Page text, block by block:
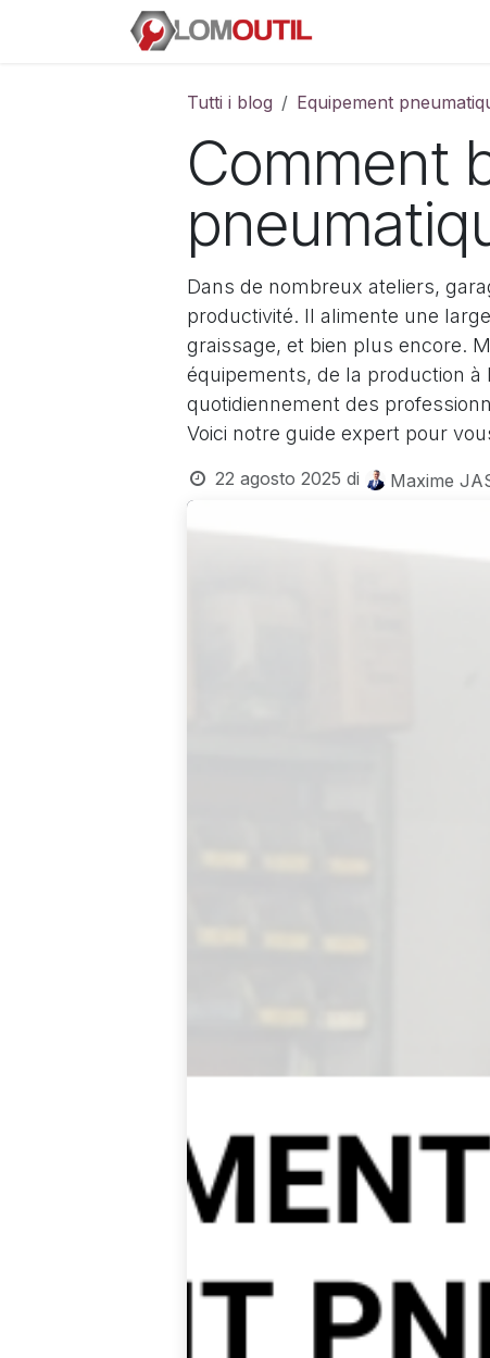
Passa al contenuto
Tutti i blog Equipement
Comment
Dans de nombreux ateliers,
productivité. Il alimente une
graissage, et bien plus encore.
équipements, de la production à
quotidiennement des
Voici notre guide expert pour
22 agosto 2025 di Maxime